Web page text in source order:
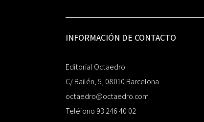
INFORMACIÓN DE CONTACTO
Editorial Octaedro
C/ Bailén, 5, 08010 Barcelona
octaedro@octaedro.com
Teléfono 93 246 40 02